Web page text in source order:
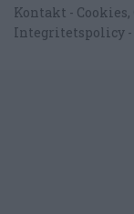
Kontakt
Integritetspolicy